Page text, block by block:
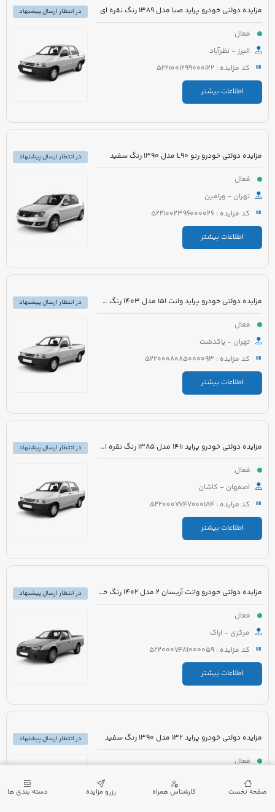
مزایده دولتی خودرو پراید صبا مدل 1389 رنگ نقره ای
فعال
البرز - نظرآباد
کد مزایده : 5221001299000122
اطلاعات بیشتر
در انتظار ارسال پیشنهاد
مزایده دولتی خودرو رنو L90 مدل 1390 رنگ سفید
فعال
تهران - ورامین
کد مزایده : 5221002396000026
اطلاعات بیشتر
در انتظار ارسال پیشنهاد
مزایده دولتی خودرو پراید وانت 151 مدل 1403 رنگ سفید صدفی
فعال
تهران - پاکدشت
کد مزایده : 5220008085000093
اطلاعات بیشتر
در انتظار ارسال پیشنهاد
مزایده دولتی خودرو پراید 141i مدل 1385 رنگ نقره ای متالیک
فعال
اصفهان - کاشان
کد مزایده : 5220007747000184
اطلاعات بیشتر
در انتظار ارسال پیشنهاد
مزایده دولتی خودرو وانت آریسان 2 مدل 1402 رنگ خاکستری متالیک
فعال
مرکزی - اراک
کد مزایده : 5220007481000059
اطلاعات بیشتر
در انتظار ارسال پیشنهاد
مزایده دولتی خودرو پراید 132 مدل 1390 رنگ سفید
فعال
گیلان - لنگرود
کد مزایده : 5220007432000173
در انتظار ارسال پیشنهاد
صفحه نخست کارشناس همراه رزرو مزایده دسته بندی ها